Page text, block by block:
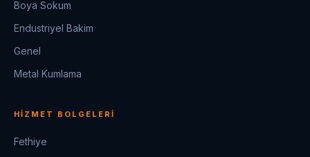
Boya Sokum
Endustriyel Bakim
Genel
Metal Kumlama
HIZMET BOLGELERI
Fethiye